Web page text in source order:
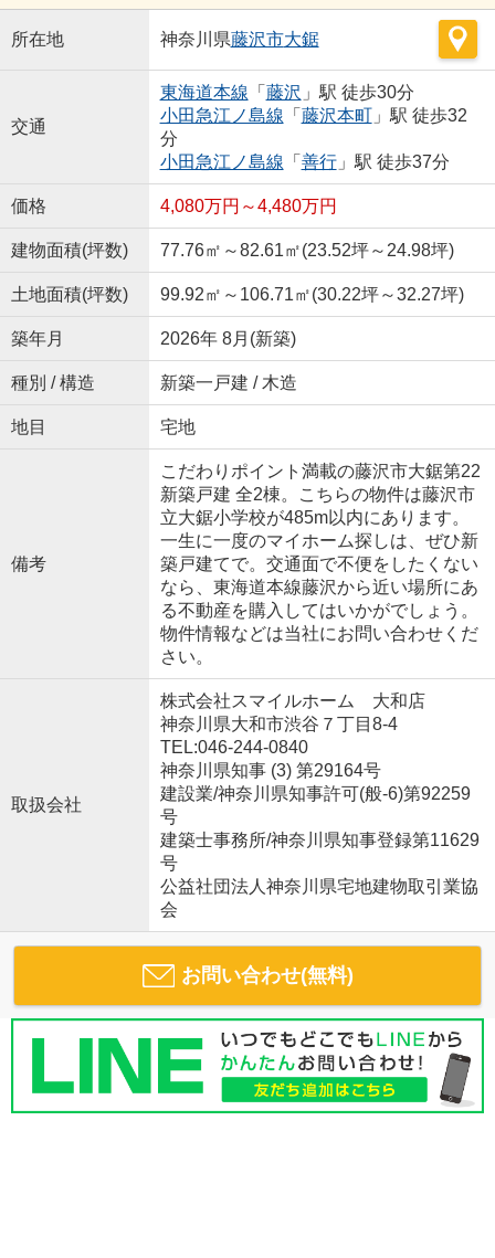
所在地 神奈川県藤沢市大鋸
交通
東海道本線 「 藤沢 」駅 徒歩30分
小田急江ノ島線 「 藤沢本町」駅 徒歩32
分
小田急江ノ島線 「 善行」駅 徒歩37分
価格 4,080万円～4,480万円
建物面積(坪数) 77.76㎡～82.61㎡(23.52坪～24.98坪)
土地面積(坪数) 99.92㎡～106.71㎡(30.22坪～32.27坪)
築年月 2026年 8月(新築)
種別 / 構造 新築一戸建 / 木造
地目 宅地
備考
こだわりポイント満載の藤沢市大鋸第22
新築戸建 全2棟。こちらの物件は藤沢市
立大鋸小学校が485m以内にあります。
一生に一度のマイホーム探しは、ぜひ新
築戸建てで。交通面で不便をしたくない
なら、東海道本線藤沢から近い場所にあ
る不動産を購入してはいかがでしょう。
物件情報などは当社にお問い合わせくだ
さい。
取扱会社
株式会社スマイルホーム 大和店
神奈川県大和市渋谷７丁目8-4
TEL:046-244-0840
神奈川県知事 (3) 第29164号
建設業/神奈川県知事許可(般-6)第92259
号
建築士事務所/神奈川県知事登録第11629
号
公益社団法人神奈川県宅地建物取引業協
会
お問い合わせ(無料)